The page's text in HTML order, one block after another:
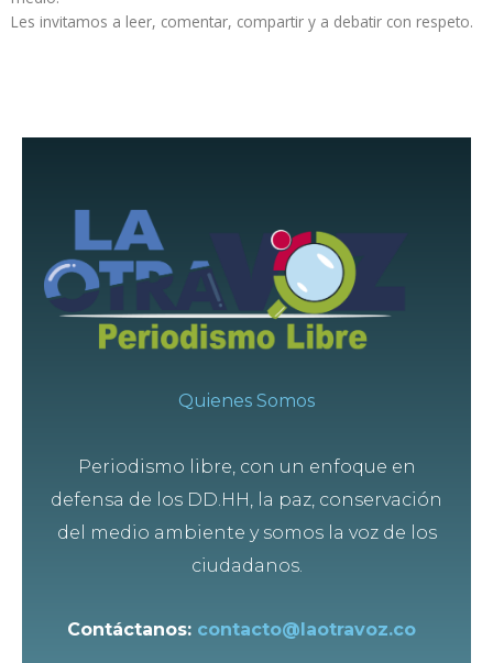
Les invitamos a leer, comentar, compartir y a debatir con respeto.
Quienes Somos
Periodismo libre, con un enfoque en
defensa de los DD.HH, la paz, conservación
del medio ambiente y somos la voz de los
ciudadanos.
Contáctanos: contacto@laotravoz.co